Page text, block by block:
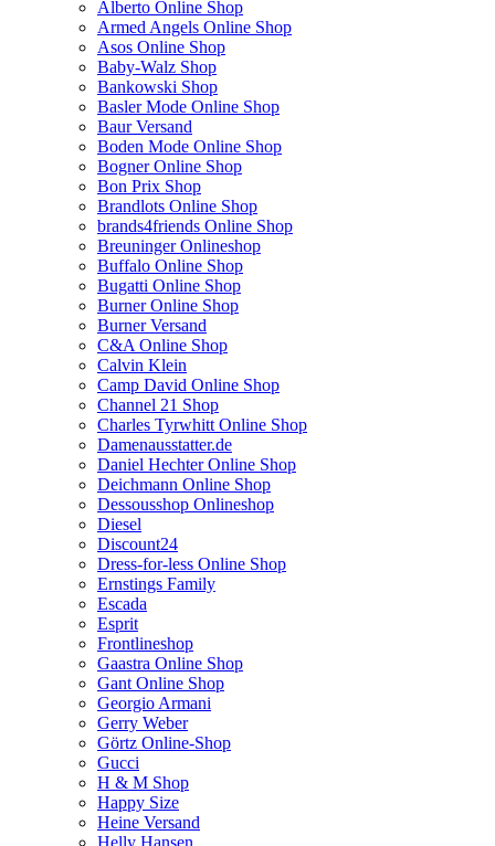
Alberto Online Shop
Armed Angels Online Shop
Asos Online Shop
Baby-Walz Shop
Bankowski Shop
Basler Mode Online Shop
Baur Versand
Boden Mode Online Shop
Bogner Online Shop
Bon Prix Shop
Brandlots Online Shop
brands4friends Online Shop
Breuninger Onlineshop
Buffalo Online Shop
Bugatti Online Shop
Burner Online Shop
Burner Versand
C&A Online Shop
Calvin Klein
Camp David Online Shop
Channel 21 Shop
Charles Tyrwhitt Online Shop
Damenausstatter.de
Daniel Hechter Online Shop
Deichmann Online Shop
Dessousshop Onlineshop
Diesel
Discount24
Dress-for-less Online Shop
Ernstings Family
Escada
Esprit
Frontlineshop
Gaastra Online Shop
Gant Online Shop
Georgio Armani
Gerry Weber
Görtz Online-Shop
Gucci
H & M Shop
Happy Size
Heine Versand
Helly Hansen